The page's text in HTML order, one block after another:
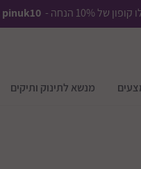
של 10% הנחה - pinuk10
מנשא לתינוק ותיקים